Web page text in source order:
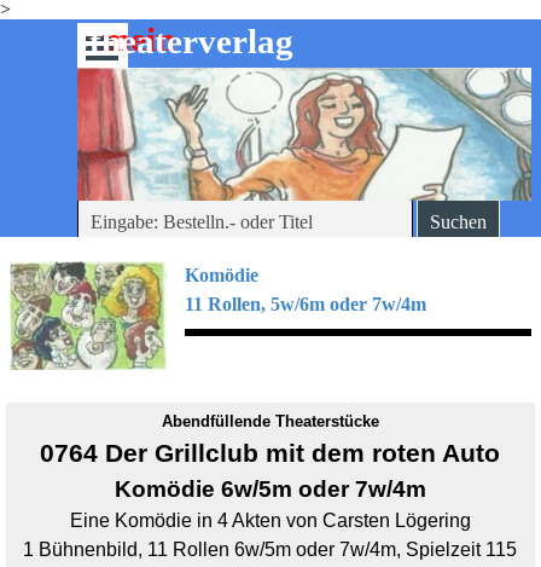
>
Direkt zum Seiteninhalt
-theaterverlag
mein
Menü überspringen
Suchen
Komödie
11 Rollen, 5w/6m oder 7w/4m
Abendfüllende Theaterstücke
0764 Der Grillclub mit dem roten Auto
Komödie 6w/5m oder 7w/4m
Eine Komödie in 4 Akten von Carsten Lögering
1 Bühnenbild, 11 Rollen 6w/5m oder 7w/4m, Spielzeit 115